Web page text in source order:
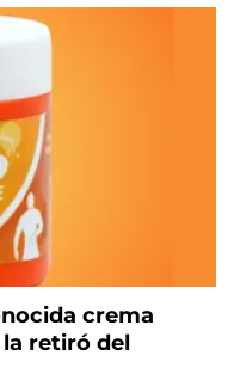
crema
retiró del